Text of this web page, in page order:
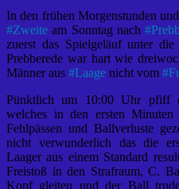
In den frühen Morgenstunden
#Zweite am Sonntag nach #
zuerst das Spielgeläuf unter
Prebberede war hart wie
Männer aus #Laage nicht vom #
Pünktlich um 10:00 Uhr pfiff
welches in den ersten
Fehlpässen und Ballverluste
nicht verwunderlich das die
Laager aus einem Standard
Freistoß in den Strafraum, C.
Kopf gleiten und der Ball